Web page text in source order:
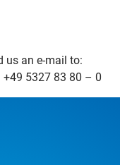
us an e-mail to:
5327 83 80 – 0